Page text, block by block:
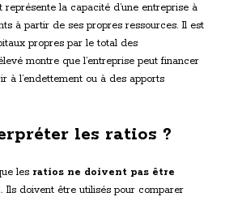
représente la capacité d’une entreprise à
à partir de ses propres ressources. Il est
propres par le total des
montre que l’entreprise peut financer
à l’endettement ou à des apports
les ratios ?
les ratios ne doivent pas être
. Ils doivent être utilisés pour comparer